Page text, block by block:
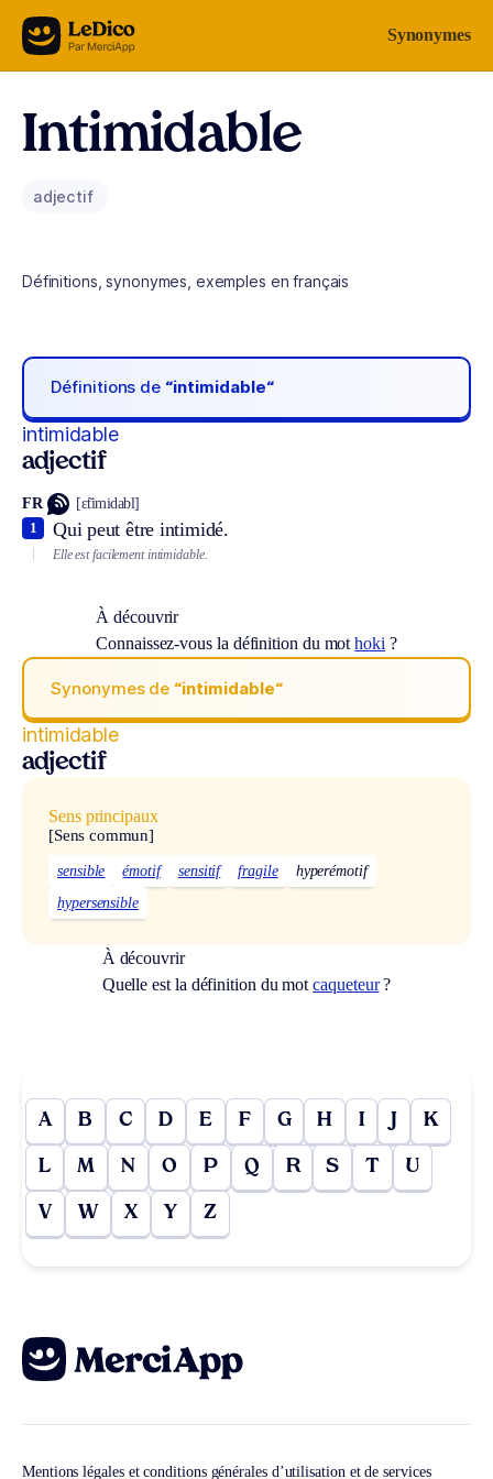
Aller au contenu Synonymes
Intimidable
adjectif
Définitions, synonymes, exemples en français
Définitions de “intimidable“
intimidable
adjectif
FR [ɛ̃timidabl]
Qui peut être intimidé.
1
Elle est facilement intimidable.
À découvrir
Connaissez-vous la définition du mothoki ?
Synonymes de “intimidable“
intimidable
adjectif
Sens principaux
[Sens commun]
sensible émotif sensitif fragile
hyperémotif
hypersensible
À découvrir
Quelle est la définition du motcaqueteur?
A B C D E F G H I J K
L M N O P Q R S T U
V W X Y Z
Mentions légales et conditions générales d’utilisation et de services